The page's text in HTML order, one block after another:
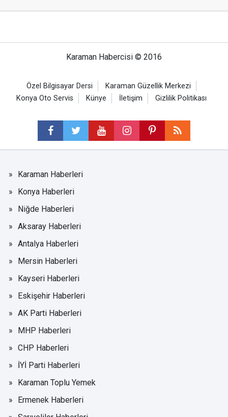
10:13
07 Ağustos 2026
250 Küçükbaş Hayvan Telef Oldu
Niğde'nin Bor ilçesine bağlı Çukurkuyu Kasabası'nda
bir küçükbaş hayvan çiftliğinde çıkan yangında
Niğde'nin Bor ilçesine bağlı Çukurkuyu Kasabası'nda
yaklaşık 250 hayvan telef oldu, tonlarca arpa ise
kullanılamaz hale geldi.
Kasabası Türkmen Mahallesi'nde Ahmet Gültekin'e ait